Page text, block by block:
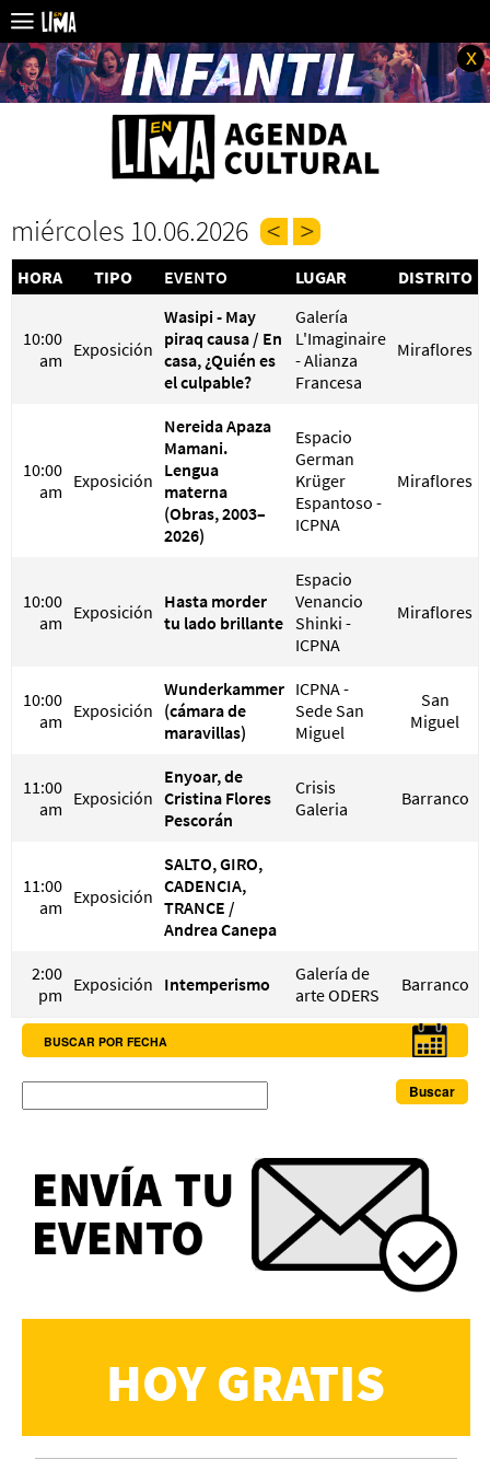
x
miércoles 10.06.2026
HORA TIPO EVENTO LUGAR DISTRITO
10:00
am Exposición
Wasipi - May
piraq causa / En
casa, ¿Quién es
el culpable?
Galería
L'Imaginaire
- Alianza
Francesa
Miraflores
10:00
am Exposición
Nereida Apaza
Mamani.
Lengua
materna
(Obras, 2003–
2026)
Espacio
German
Krüger
Espantoso -
ICPNA
Miraflores
10:00
am Exposición Hasta morder
tu lado brillante
Espacio
Venancio
Shinki -
ICPNA
Miraflores
10:00
am Exposición
Wunderkammer
(cámara de
maravillas)
ICPNA -
Sede San
Miguel
San
Miguel
11:00
am Exposición
Enyoar, de
Cristina Flores
Pescorán
Crisis
Galeria
Barranco
11:00
am Exposición
SALTO, GIRO,
CADENCIA,
TRANCE /
Andrea Canepa
2:00
pm Exposición Intemperismo
Galería de
arte ODERS
Barranco
BUSCAR POR FECHA
HOY GRATIS